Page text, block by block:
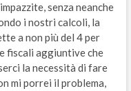
senza neanche
i nostri calcoli, la
a non più del 4 per
fiscali aggiuntive che
la necessità di fare
mi porrei il problema,